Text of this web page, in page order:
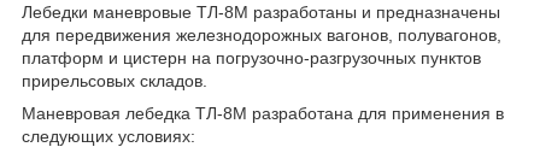
Лебедки маневровые ТЛ-8М разработаны и предназначены
для передвижения железнодорожных вагонов, полувагонов,
платформ и цистерн на погрузочно-разгрузочных пунктов
прирельсовых складов.
Маневровая лебедка ТЛ-8М разработана для применения в
следующих условиях: